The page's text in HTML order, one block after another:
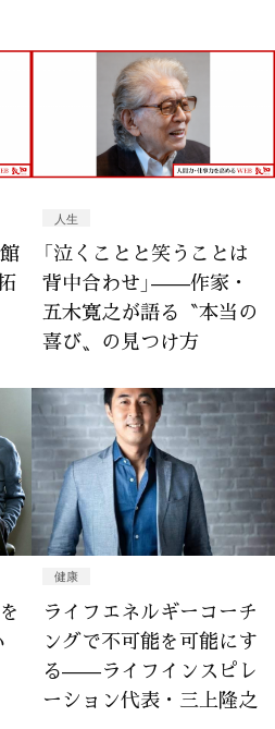
人生
「泣くことと笑うことは
背中合わせ」——作家・
五木寛之が語る〝本当の
喜び〟の見つけ方
健康
ライフエネルギーコーチ
ングで不可能を可能にす
る——ライフインスピレ
ーション代表・三上隆之